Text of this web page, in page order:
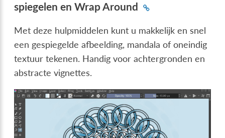
spiegelen en Wrap Around
Met deze hulpmiddelen kunt u makkelijk en snel
een gespiegelde afbeelding, mandala of oneindig
textuur tekenen. Handig voor achtergronden en
abstracte vignettes.